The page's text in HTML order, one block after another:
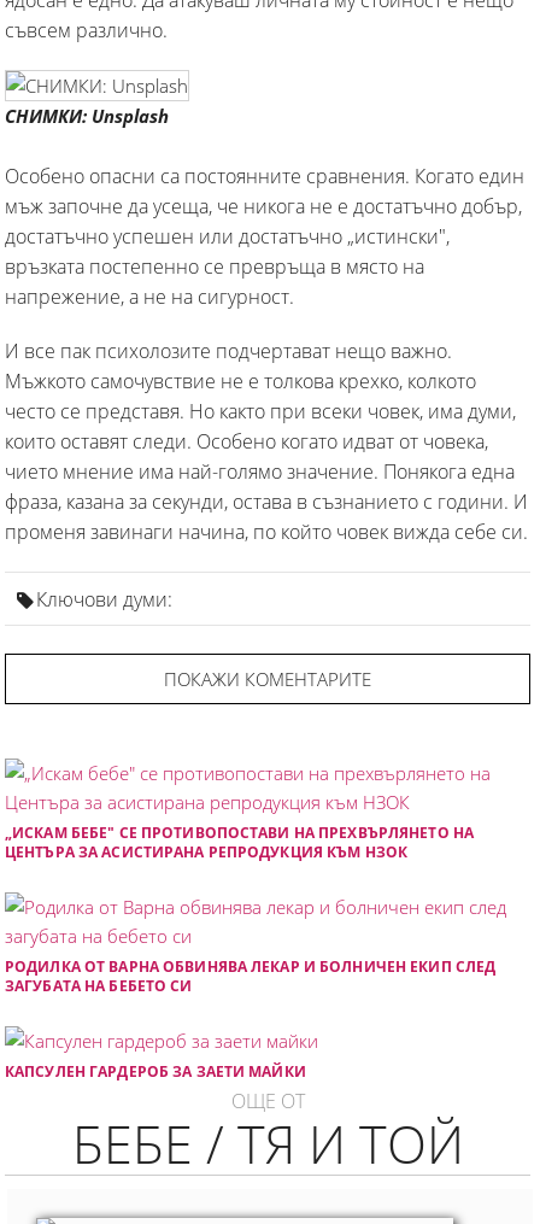
съвсем различно.
СНИМКИ: Unsplash
Особено опасни са постоянните сравнения. Когато един
мъж започне да усеща, че никога не е достатъчно добър,
достатъчно успешен или достатъчно „истински",
връзката постепенно се превръща в място на
напрежение, а не на сигурност.
И все пак психолозите подчертават нещо важно.
Мъжкото самочувствие не е толкова крехко, колкото
често се представя. Но както при всеки човек, има думи,
които оставят следи. Особено когато идват от човека,
чието мнение има най-голямо значение. Понякога една
фраза, казана за секунди, остава в съзнанието с години. И
променя завинаги начина, по който човек вижда себе си.
Ключови думи:
ПОКАЖИ КОМЕНТАРИТЕ
„ИСКАМ БЕБЕ" СЕ ПРОТИВОПОСТАВИ НА ПРЕХВЪРЛЯНЕТО НА
ЦЕНТЪРА ЗА АСИСТИРАНА РЕПРОДУКЦИЯ КЪМ НЗОК
РОДИЛКА ОТ ВАРНА ОБВИНЯВА ЛЕКАР И БОЛНИЧЕН ЕКИП СЛЕД
ЗАГУБАТА НА БЕБЕТО СИ
КАПСУЛЕН ГАРДЕРОБ ЗА ЗАЕТИ МАЙКИ
ОЩЕ ОТ
БЕБЕ / ТЯ И ТОЙ